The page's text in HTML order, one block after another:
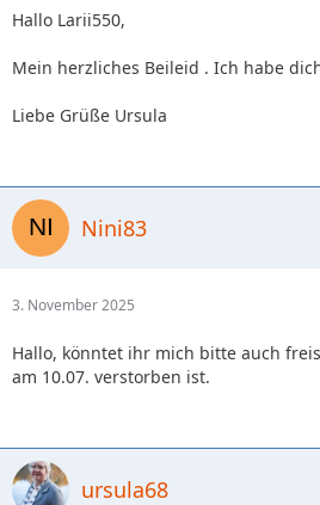
Hallo Larii550,
Mein herzliches Beileid . Ich habe
Liebe Grüße Ursula
Nini83
3. November 2025
Hallo, könntet ihr mich bitte auch
am 10.07. verstorben ist.
ursula68